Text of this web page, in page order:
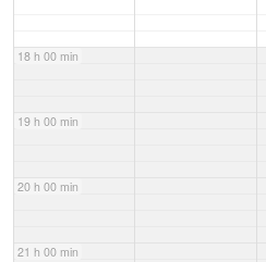
18 h 00 min
19 h 00 min
20 h 00 min
21 h 00 min